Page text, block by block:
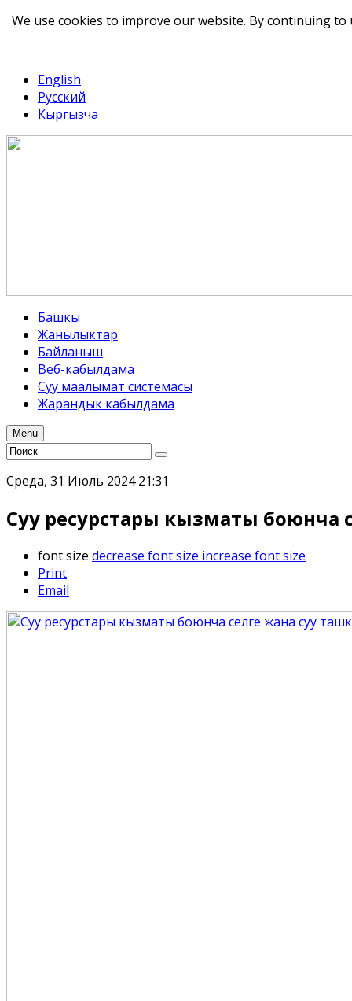
English
Русский
Кыргызча
Башкы
Жанылыктар
Байланыш
Веб-кабылдама
Суу маалымат системасы
Жарандык кабылдама
Menu
Среда, 31 Июль 2024 21:31
Суу ресурстары кызматы
font size decrease font size increase font size
Print
Email
We use cookies to improve our website. By continuing